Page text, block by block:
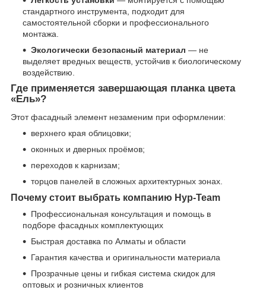
стандартного инструмента, подходит для
самостоятельной сборки и профессионального
монтажа.
Экологически безопасный материал — не
выделяет вредных веществ, устойчив к биологическому
воздействию.
Где применяется завершающая планка цвета
«Ель»?
Этот фасадный элемент незаменим при оформлении:
верхнего края облицовки;
оконных и дверных проёмов;
переходов к карнизам;
торцов панелей в сложных архитектурных зонах.
Почему стоит выбрать компанию Нур-Team
Профессиональная консультация и помощь в
подборе фасадных комплектующих
Быстрая доставка по Алматы и области
Гарантия качества и оригинальности материала
Прозрачные цены и гибкая система скидок для
оптовых и розничных клиентов